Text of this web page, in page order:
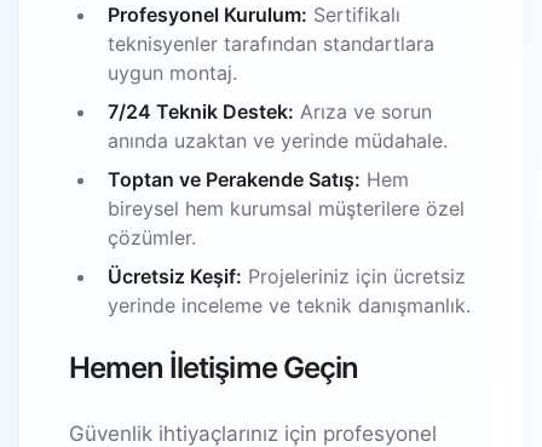
Profesyonel Kurulum: Sertifikalı
teknisyenler tarafından standartlara
uygun montaj.
7/24 Teknik Destek: Arıza ve sorun
anında uzaktan ve yerinde müdahale.
Toptan ve Perakende Satış: Hem
bireysel hem kurumsal müşterilere özel
çözümler.
Ücretsiz Keşif: Projeleriniz için ücretsiz
yerinde inceleme ve teknik danışmanlık.
Hemen İletişime Geçin
Güvenlik ihtiyaçlarınız için profesyonel